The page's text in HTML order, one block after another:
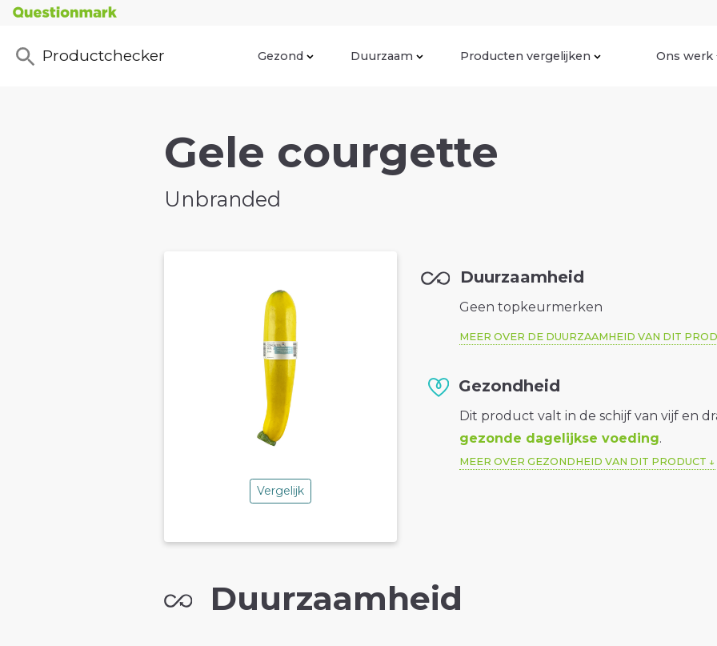
Productchecker Gezond Duurzaam Producten vergelijken Ons werk
Gele courgette
Unbranded
Vergelijk
Duurzaamheid
Geen topkeurmerken
MEER OVER DE DUURZAAMHEID VAN DIT
Gezondheid
Dit product valt in de schijf van vijf en
gezonde dagelijkse voeding.
MEER OVER GEZONDHEID VAN DIT PRODUCT
Duurzaamheid